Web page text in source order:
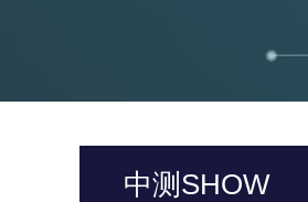
中测SHOW